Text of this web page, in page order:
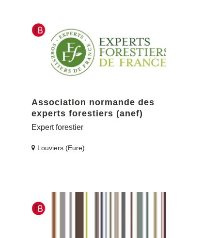
Association normande des
experts forestiers (anef)
Expert forestier
Louviers (Eure)